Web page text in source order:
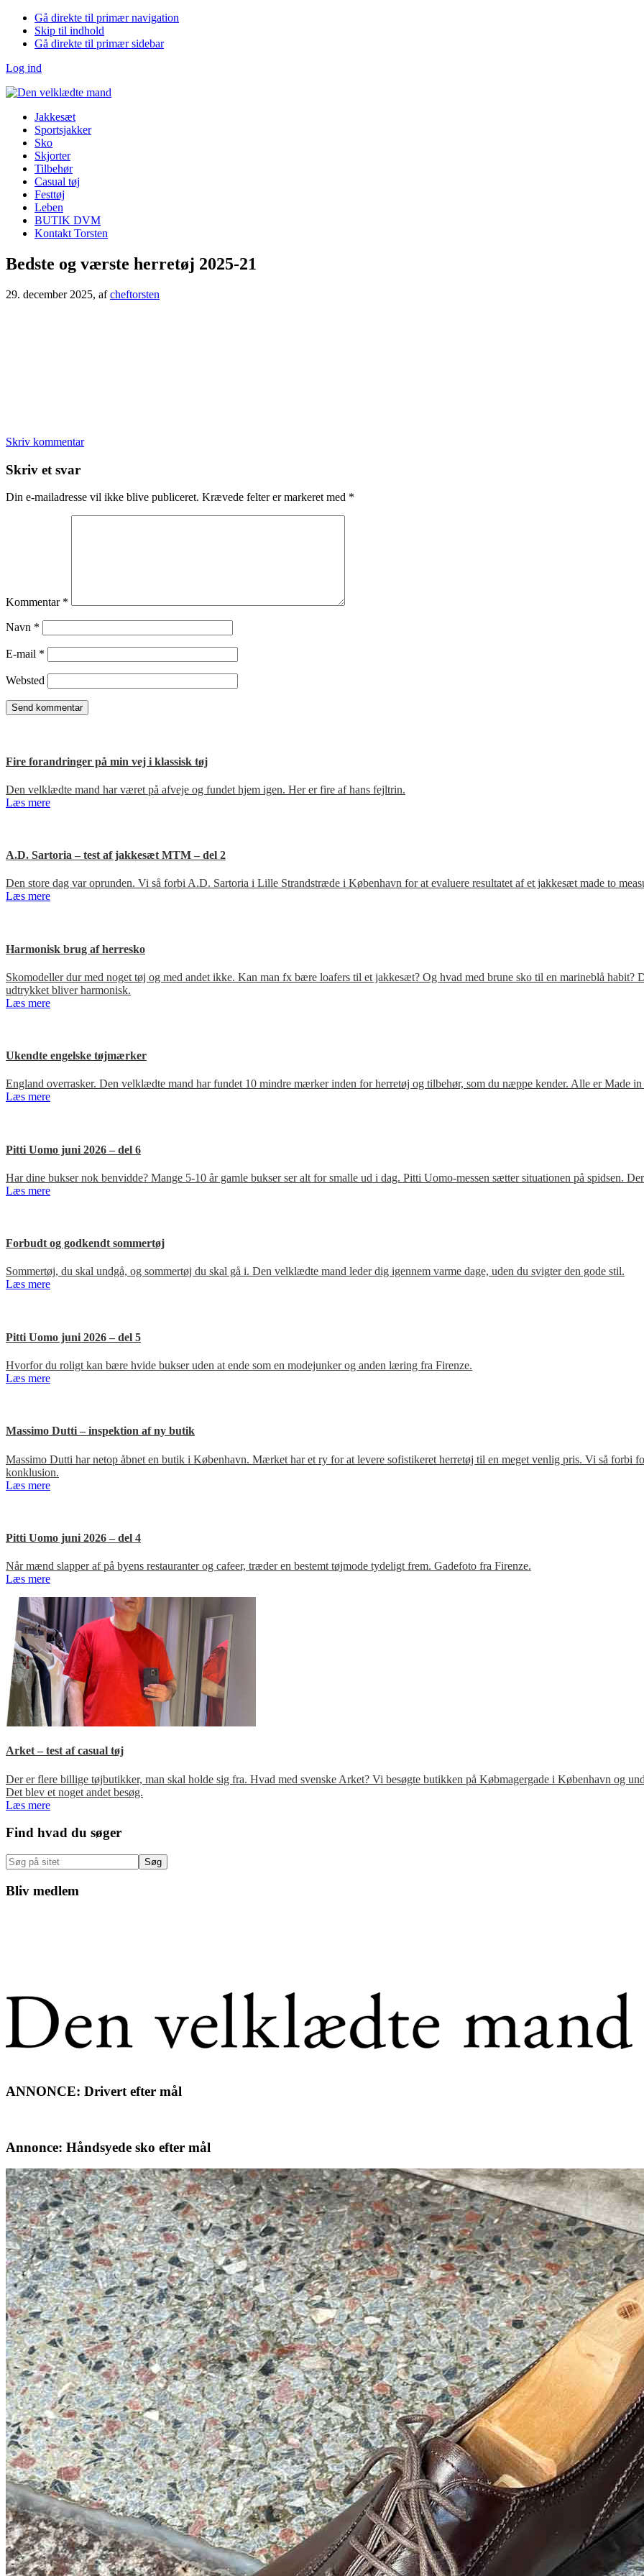
Gå direkte til primær navigation
Skip til indhold
Gå direkte til primær sidebar
Log ind
Jakkesæt
Sportsjakker
Sko
Skjorter
Tilbehør
Casual tøj
Festtøj
Leben
BUTIK DVM
Kontakt Torsten
Bedste og værste herretøj 2025-21
29. december 2025, afcheftorsten
Skriv kommentar
Læserinteraktioner
Skriv et svar
Din e-mailadresse vil ikke blive publiceret. Krævede felter er markeret med *
Kommentar *
Navn *
E-mail *
Websted
Fire forandringer på min vej i klassisk tøj
Den velklædte mand har været på afveje og fundet hjem igen. Her er fire af hans fejltrin.
Læs mere
A.D. Sartoria – test af jakkesæt MTM – del 2
Den store dag var oprunden. Vi så forbi A.D. Sartoria i Lille Strandstræde i København for at evaluere resultatet af et jakkesæt made to
Læs mere
Harmonisk brug af herresko
Skomodeller dur med noget tøj og med andet ikke. Kan man fx bære loafers til et jakkesæt? Og hvad med brune sko til en marineblå
udtrykket bliver harmonisk.
Læs mere
Ukendte engelske tøjmærker
England overrasker. Den velklædte mand har fundet 10 mindre mærker inden for herretøj og tilbehør, som du næppe kender. Alle er Made
Læs mere
Pitti Uomo juni 2026 – del 6
Har dine bukser nok benvidde? Mange 5-10 år gamle bukser ser alt for smalle ud i dag. Pitti Uomo-messen sætter situationen på spidsen.
Læs mere
Forbudt og godkendt sommertøj
Sommertøj, du skal undgå, og sommertøj du skal gå i. Den velklædte mand leder dig igennem varme dage, uden du svigter den gode stil.
Læs mere
Pitti Uomo juni 2026 – del 5
Hvorfor du roligt kan bære hvide bukser uden at ende som en modejunker og anden læring fra Firenze.
Læs mere
Massimo Dutti – inspektion af ny butik
Massimo Dutti har netop åbnet en butik i København. Mærket har et ry for at levere sofistikeret herretøj til en meget venlig pris. Vi så forbi
konklusion.
Læs mere
Pitti Uomo juni 2026 – del 4
Når mænd slapper af på byens restauranter og cafeer, træder en bestemt tøjmode tydeligt frem. Gadefoto fra Firenze.
Læs mere
Arket – test af casual tøj
Der er flere billige tøjbutikker, man skal holde sig fra. Hvad med svenske Arket? Vi besøgte butikken på Købmagergade i København og
Det blev et noget andet besøg.
Læs mere
Primær
Sidebar
Find hvad du søger
Søg
på
sitet
Bliv medlem
ANNONCE: Drivert efter mål
Annonce: Håndsyede sko efter mål